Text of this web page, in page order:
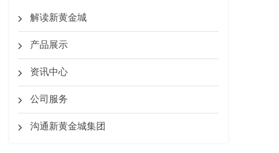
解读新黄金城
产品展示
资讯中心
公司服务
沟通新黄金城集团